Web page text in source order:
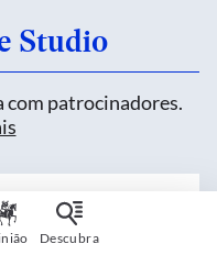
Studio
com patrocinadores.
uma fórmula de
Descubra